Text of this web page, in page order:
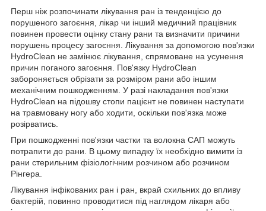
Перш ніж розпочинати лікування ран із тенденцією до
порушеного загоєння, лікар чи інший медичний працівник
повинен провести оцінку стану рани та визначити причини
порушень процесу загоєння. Лікування за допомогою пов'язки
HydroClean не замінює лікування, спрямоване на усунення
причин поганого загоєння. Пов'язку HydroClean
забороняється обрізати за розміром рани або іншим
механічним пошкодженням. У разі накладання пов'язки
HydroClean на підошву стопи пацієнт не повинен наступати
на травмовану ногу або ходити, оскільки пов'язка може
розірватись.
При пошкодженні пов'язки частки та волокна САП можуть
потрапити до рани. В цьому випадку їх необхідно вимити із
рани стерильним фізіологічним розчином або розчином
Рінгера.
Лікування інфікованих ран і ран, вкрай схильних до впливу
бактерій, повинно проводитися під наглядом лікаря або